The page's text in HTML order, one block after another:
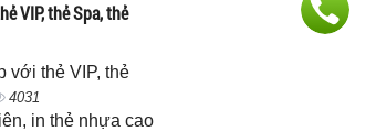
VIP, thẻ Spa, thẻ
với thẻ VIP, thẻ
4031
in thẻ nhựa cao